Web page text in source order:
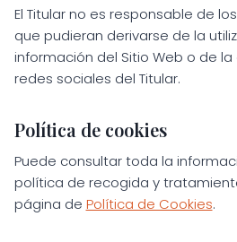
El Titular no es responsable de
que pudieran derivarse de la
información del Sitio Web o de
redes sociales del Titular.
Política de cookies
Puede consultar toda la
política de recogida y
página de Política de Cookies.